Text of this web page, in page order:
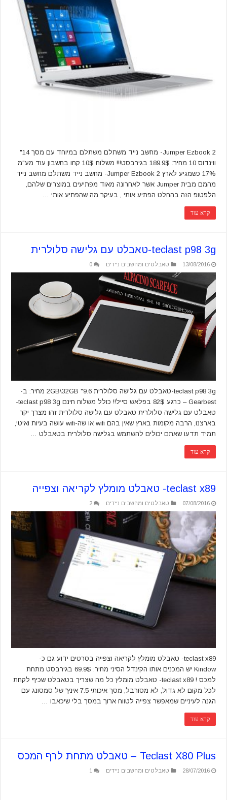
Jumper Ezbook 2- מחשב נייד משתלם משתלם במיוחד עם מסך 14"
ווינדוס 10 מחיר: 189.9$ בגירבסט!!! משלוח 10$ קחו בחשבון עוד מע"מ
17% כשמגיע לארץ Jumper Ezbook 2- מחשב נייד משתלם מחשב נייד
מהמם מבית Jumper אשר לאחרונה מאוד מפתיעים במוצרים שלהם,
הלפטופ הזה בהחלט הפתיע אותי , בעיקר מה שהפתיע אותי …
קרא עוד
teclast p98 3g-טאבלט עם גלישה סלולרית
13/08/2016 טאבלטים ומחשבים ניידים 0
teclast p98 3g-טאבלט עם גלישה סלולרית 2GB\32GB "9.6 מחיר: ב-
Gearbest – כרגע 82$ בפלאש סייל!! כולל משלוח חינם teclast p98 3g-
טאבלט עם גלישה סלולרית טאבלט עם גלישה סלולרית זהו מצרך יקר
בארצנו, הרבה מקומות בארץ שאין בהם wifi או שה-wifi עושה בעיות ואיטי,
תמיד תדעו שאתם יכולים להשתמש בגלישה סלולרית בטאבלט …
קרא עוד
teclast x89- טאבלט מומלץ לקריאה וצפייה
07/08/2016 טאבלטים ומחשבים ניידים 2
teclast x89- טאבלט מומלץ לקריאה וצפייה בסרטים ידוע גם כ-
Kindow יש המכנים אותו הקינדל הסיני מחיר: 69.9$ בגירבסט מתחת
למכס ! teclast x89- טאבלט מומלץ כל מה שצריך בטאבלט שכיף לקחת
לכל מקום לא גדול, לא מסורבל, מסך איכותי 7.5 אינץ' של סמסונג עם
הגנה לעיניים שמאפשר צפייה לטווח ארוך במסך בלי שיכאבו …
קרא עוד
Teclast X80 Plus – טאבלט מתחת לרף המכס
28/07/2016 טאבלטים ומחשבים ניידים 1